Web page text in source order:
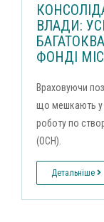
ВЛАДИ:
ФОНДІ
Враховуючи
що мешкають у
роботу по
(ОСН).
Детальніше